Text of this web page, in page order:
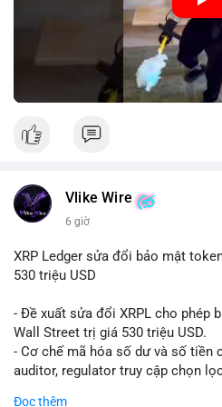
Vlike Wire
6 giờ
XRP Ledger sửa đổi bảo mật
530 triệu USD
- Đề xuất sửa đổi XRPL cho phép
Wall Street trị giá 530 triệu USD.
- Cơ chế mã hóa số dư và số tiền
auditor, regulator truy cập chọn
Đọc thêm